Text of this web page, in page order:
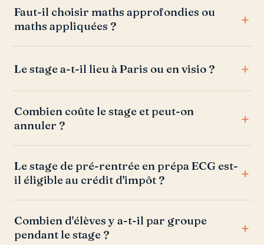
Faut-il choisir maths approfondies ou
maths appliquées ?
Le stage a-t-il lieu à Paris ou en visio ?
Combien coûte le stage et peut-on
annuler ?
Le stage de pré-rentrée en prépa ECG est-
il éligible au crédit d'impôt ?
Combien d'élèves y a-t-il par groupe
pendant le stage ?